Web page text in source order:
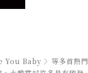
You Baby 〉等多首熱門